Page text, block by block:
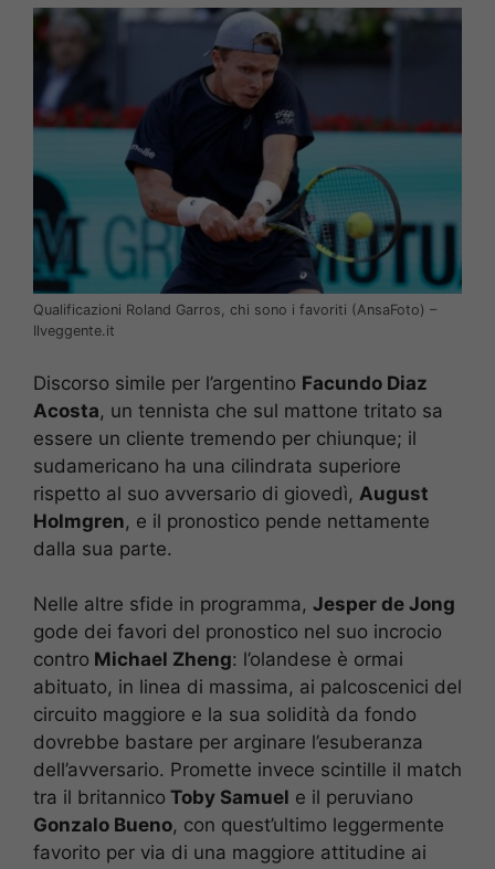
Qualificazioni Roland Garros, chi sono i favoriti (AnsaFoto) –
Ilveggente.it
Discorso simile per l’argentino Facundo Diaz
Acosta, un tennista che sul mattone tritato sa
essere un cliente tremendo per chiunque; il
sudamericano ha una cilindrata superiore
rispetto al suo avversario di giovedì, August
Holmgren, e il pronostico pende nettamente
dalla sua parte.
Nelle altre sfide in programma, Jesper de Jong
gode dei favori del pronostico nel suo incrocio
contro Michael Zheng: l’olandese è ormai
abituato, in linea di massima, ai palcoscenici del
circuito maggiore e la sua solidità da fondo
dovrebbe bastare per arginare l’esuberanza
dell’avversario. Promette invece scintille il match
tra il britannico Toby Samuel e il peruviano
Gonzalo Bueno, con quest’ultimo leggermente
favorito per via di una maggiore attitudine ai